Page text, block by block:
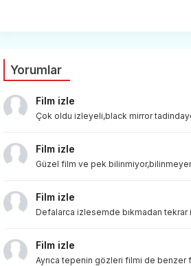
Yorumlar
Film izle
Çok oldu izleyeli,black mirror
Film izle
Güzel film ve pek
Film izle
Defalarca izlesemde bıkmadan tekrar
Film izle
Ayrıca tepenin gözleri filmi de benzer